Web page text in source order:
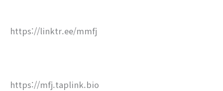
https://linktr.ee/mmfj
https://mfj.taplink.bio